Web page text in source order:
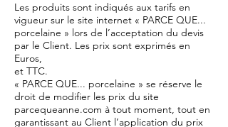
Les produits sont indiqués aux tarifs en
vigueur sur le site internet « PARCE QUE...
porcelaine » lors de l’acceptation du devis
par le Client. Les prix sont exprimés en
Euros,
et TTC.
« PARCE QUE... porcelaine » se réserve le
droit de modifier les prix du site
parcequeanne.com à tout moment, tout en
garantissant au Client l’application du prix